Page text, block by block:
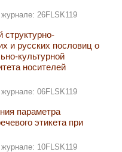
26FLSK119
структурно-
и русских пословиц о
культурной
носителей
06FLSK119
параметра
этикета при
10FLSK119